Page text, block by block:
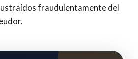
fraudulentamente del